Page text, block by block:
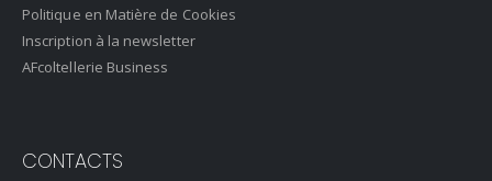
Politique en Matière de Cookies
Inscription à la newsletter
AFcoltellerie Business
CONTACTS